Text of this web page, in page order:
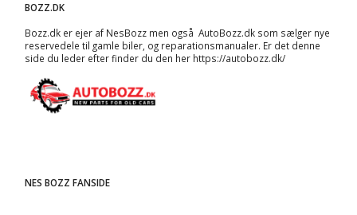
BOZZ.DK
Bozz.dk er ejer af NesBozz men også AutoBozz.dk som sælger nye
reservedele til gamle biler, og reparationsmanualer. Er det denne
side du leder efter finder du den her https://autobozz.dk/
NES BOZZ FANSIDE